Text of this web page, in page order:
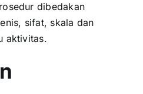
dibedakan
sifat, skala dan
aktivitas.